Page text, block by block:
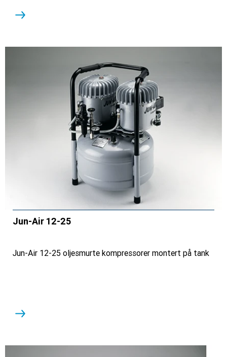
Jun-Air 12-25
Jun-Air 12-25 oljesmurte kompressorer montert på tank